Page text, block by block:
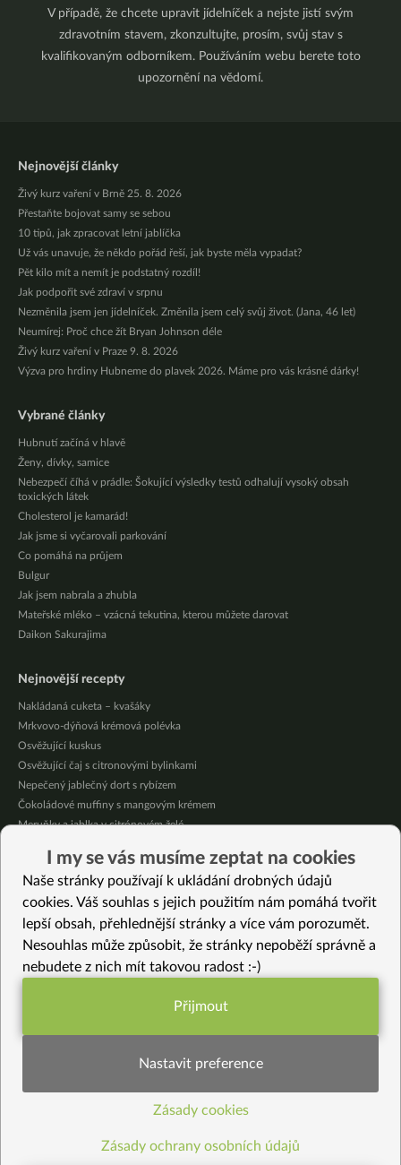
V případě, že chcete upravit jídelníček a nejste jistí svým
zdravotním stavem, zkonzultujte, prosím, svůj stav s
kvalifikovaným odborníkem. Používáním webu berete toto
upozornění na vědomí.
Nejnovější články
Živý kurz vaření v Brně 25. 8. 2026
Přestaňte bojovat samy se sebou
10 tipů, jak zpracovat letní jablíčka
Už vás unavuje, že někdo pořád řeší, jak byste měla vypadat?
Pět kilo mít a nemít je podstatný rozdíl!
Jak podpořit své zdraví v srpnu
Nezměnila jsem jen jídelníček. Změnila jsem celý svůj život. (Jana, 46 let)
Neumírej: Proč chce žít Bryan Johnson déle
Živý kurz vaření v Praze 9. 8. 2026
Výzva pro hrdiny Hubneme do plavek 2026. Máme pro vás krásné dárky!
Vybrané články
Hubnutí začíná v hlavě
Ženy, dívky, samice
Nebezpečí číhá v prádle: Šokující výsledky testů odhalují vysoký obsah
toxických látek
Cholesterol je kamarád!
Jak jsme si vyčarovali parkování
Co pomáhá na průjem
Bulgur
Jak jsem nabrala a zhubla
Mateřské mléko – vzácná tekutina, kterou můžete darovat
Daikon Sakurajima
Nejnovější recepty
Nakládaná cuketa – kvašáky
Mrkvovo-dýňová krémová polévka
Osvěžující kuskus
Osvěžující čaj s citronovými bylinkami
Nepečený jablečný dort s rybízem
Čokoládové muffiny s mangovým krémem
Meruňky a jablka v citrónovém želé
Celozrnná rýže basmati se zeleninou
Citrónové muffiny s borůvkovým krémem
Vybrané recepty
Kešu pomazánka s rukolou
Jarní květáková polévka se zavářkou z kuskusu
Pečené kotlety z fazolí Cannellini bez lepku
Cizrnové medailonky
I my se vás musíme zeptat na cookies
Naše stránky používají k ukládání drobných údajů
cookies. Váš souhlas s jejich použitím nám pomáhá tvořit
lepší obsah, přehlednější stránky a více vám porozumět.
Nesouhlas může způsobit, že stránky nepoběží správně a
nebudete z nich mít takovou radost :-)
Funkční nastavení potřebujeme (vždy
Statistiky pro lepší obsah
Přijmout
Nastavit preference
Zásady cookies
Zásady ochrany osobních údajů